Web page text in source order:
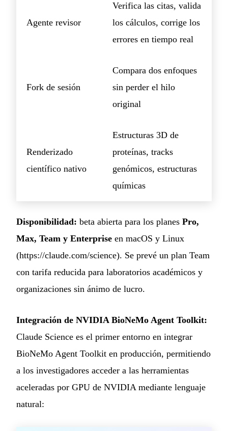
Agente revisor
Verifica las citas, valida
los cálculos, corrige los
errores en tiempo real
Fork de sesión
Compara dos enfoques
sin perder el hilo
original
Renderizado
científico nativo
Estructuras 3D de
proteínas, tracks
genómicos, estructuras
químicas
Disponibilidad: beta abierta para los planes Pro,
Max, Team y Enterprise en macOS y Linux
(https://claude.com/science). Se prevé un plan Team
con tarifa reducida para laboratorios académicos y
organizaciones sin ánimo de lucro.
Integración de NVIDIA BioNeMo Agent Toolkit:
Claude Science es el primer entorno en integrar
BioNeMo Agent Toolkit en producción, permitiendo
a los investigadores acceder a las herramientas
aceleradas por GPU de NVIDIA mediante lenguaje
natural: